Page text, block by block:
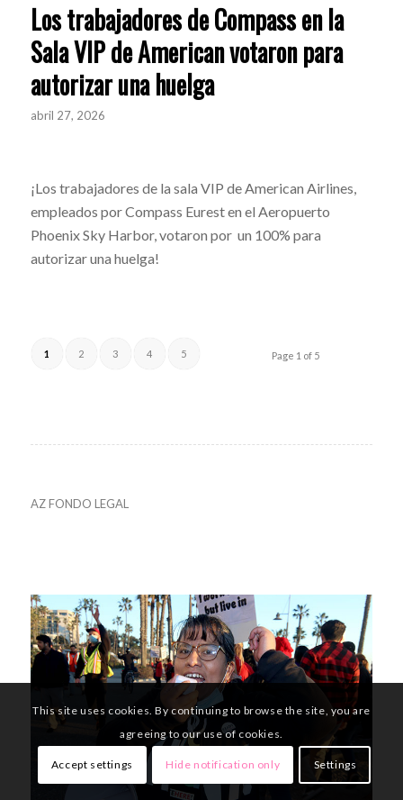
Los trabajadores de Compass en la
Sala VIP de American votaron para
autorizar una huelga
abril 27, 2026
¡Los trabajadores de la sala VIP de American Airlines,
empleados por Compass Eurest en el Aeropuerto
Phoenix Sky Harbor, votaron por un 100% para
autorizar una huelga!
Page 1 of 5
1 2 3 4 5
AZ FONDO LEGAL
This site uses cookies. By continuing to browse the site, you are
agreeing to our use of cookies.
Accept settings Hide notification only Settings